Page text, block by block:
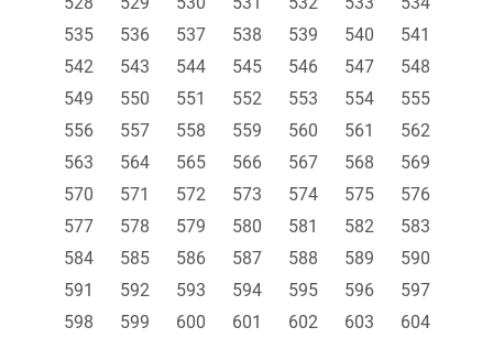
535
536 537 538 539 540
541
542
543 544 545 546 547
548
549
550 551 552 553 554
555
556
557 558 559 560 561
562
563
564 565 566 567 568
569
570
571 572 573 574 575
576
577
578 579 580 581 582
583
584
585 586 587 588 589
590
591
592 593 594 595 596
597
598
599 600 601 602 603
604